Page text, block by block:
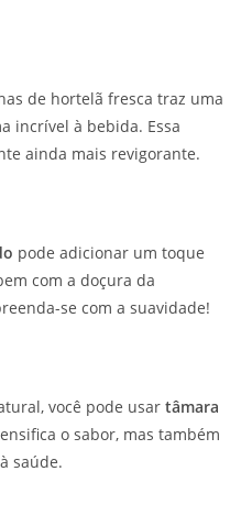
de hortelã fresca traz uma
incrível à bebida. Essa
ainda mais revigorante.
pode adicionar um toque
com a doçura da
se com a suavidade!
você pode usar tâmara
o sabor, mas também
saúde.